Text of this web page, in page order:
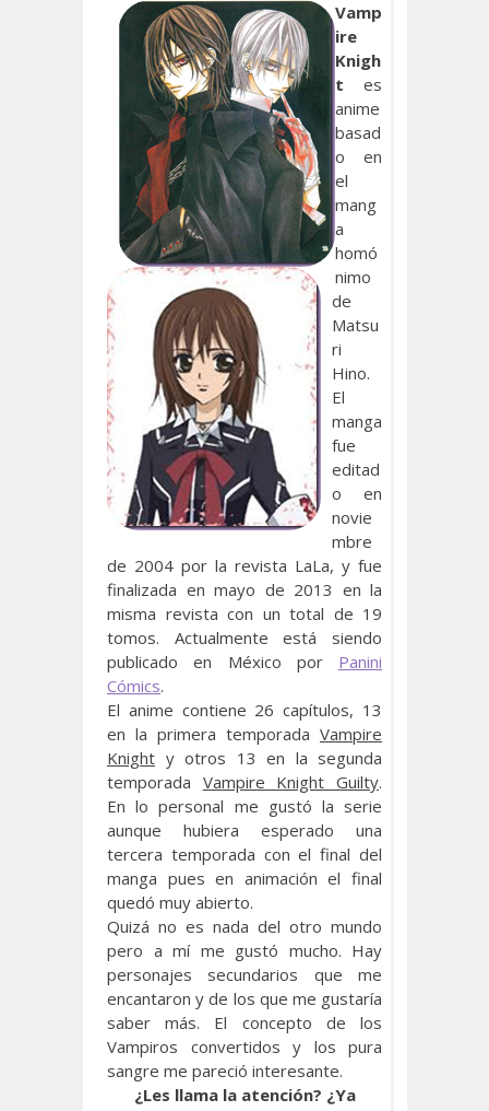
Vamp
ire
Knigh
t es
anime
basad
o en
el
mang
a
homó
nimo
de
Matsu
ri
Hino.
El
manga
fue
editad
o en
novie
mbre
de 2004 por la revista LaLa, y fue
finalizada en mayo de 2013 en la
misma revista con un total de 19
tomos. Actualmente está siendo
publicado en México por Panini
Cómics.
El anime contiene 26 capítulos, 13
en la primera temporada Vampire
Knight y otros 13 en la segunda
temporada Vampire Knight Guilty.
En lo personal me gustó la serie
aunque hubiera esperado una
tercera temporada con el final del
manga pues en animación el final
quedó muy abierto.
Quizá no es nada del otro mundo
pero a mí me gustó mucho. Hay
personajes secundarios que me
encantaron y de los que me gustaría
saber más. El concepto de los
Vampiros convertidos y los pura
sangre me pareció interesante.
¿Les llama la atención? ¿Ya